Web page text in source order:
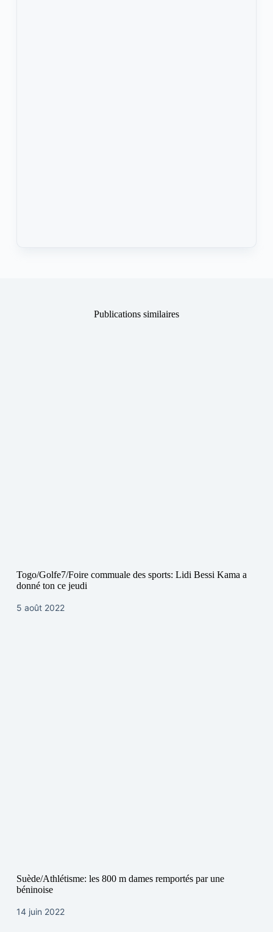
Publications similaires
Togo/Golfe7/Foire commuale des sports: Lidi Bessi Kama a
donné ton ce jeudi
5 août 2022
Suède/Athlétisme: les 800 m dames remportés par une
béninoise
14 juin 2022